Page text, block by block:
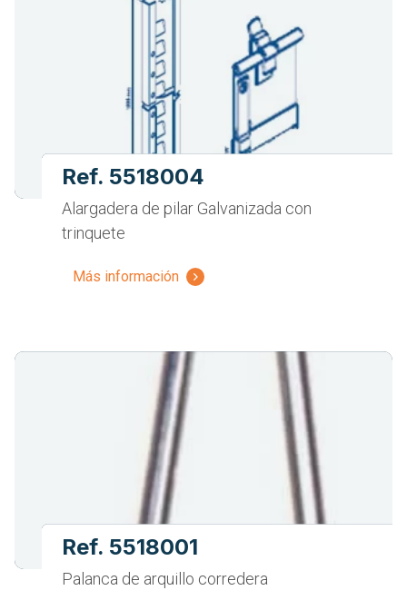
Ref. 5518004
Alargadera de pilar Galvanizada con
trinquete
Más información
Ref. 5518001
Palanca de arquillo corredera